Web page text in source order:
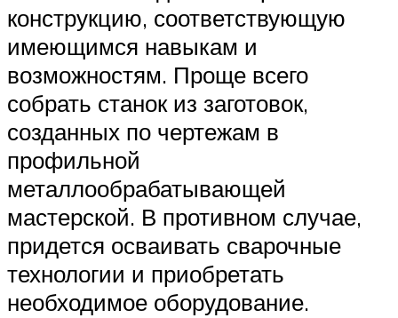
конструкцию, соответствующую
имеющимся навыкам и
возможностям. Проще всего
собрать станок из заготовок,
созданных по чертежам в
профильной
металлообрабатывающей
мастерской. В противном случае,
придется осваивать сварочные
технологии и приобретать
необходимое оборудование.